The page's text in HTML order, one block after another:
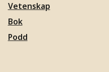
Vetenskap
Bok
Podd